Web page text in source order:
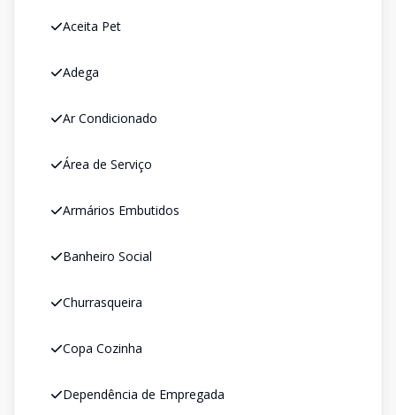
Aceita Pet
Adega
Ar Condicionado
Área de Serviço
Armários Embutidos
Banheiro Social
Churrasqueira
Copa Cozinha
Dependência de Empregada